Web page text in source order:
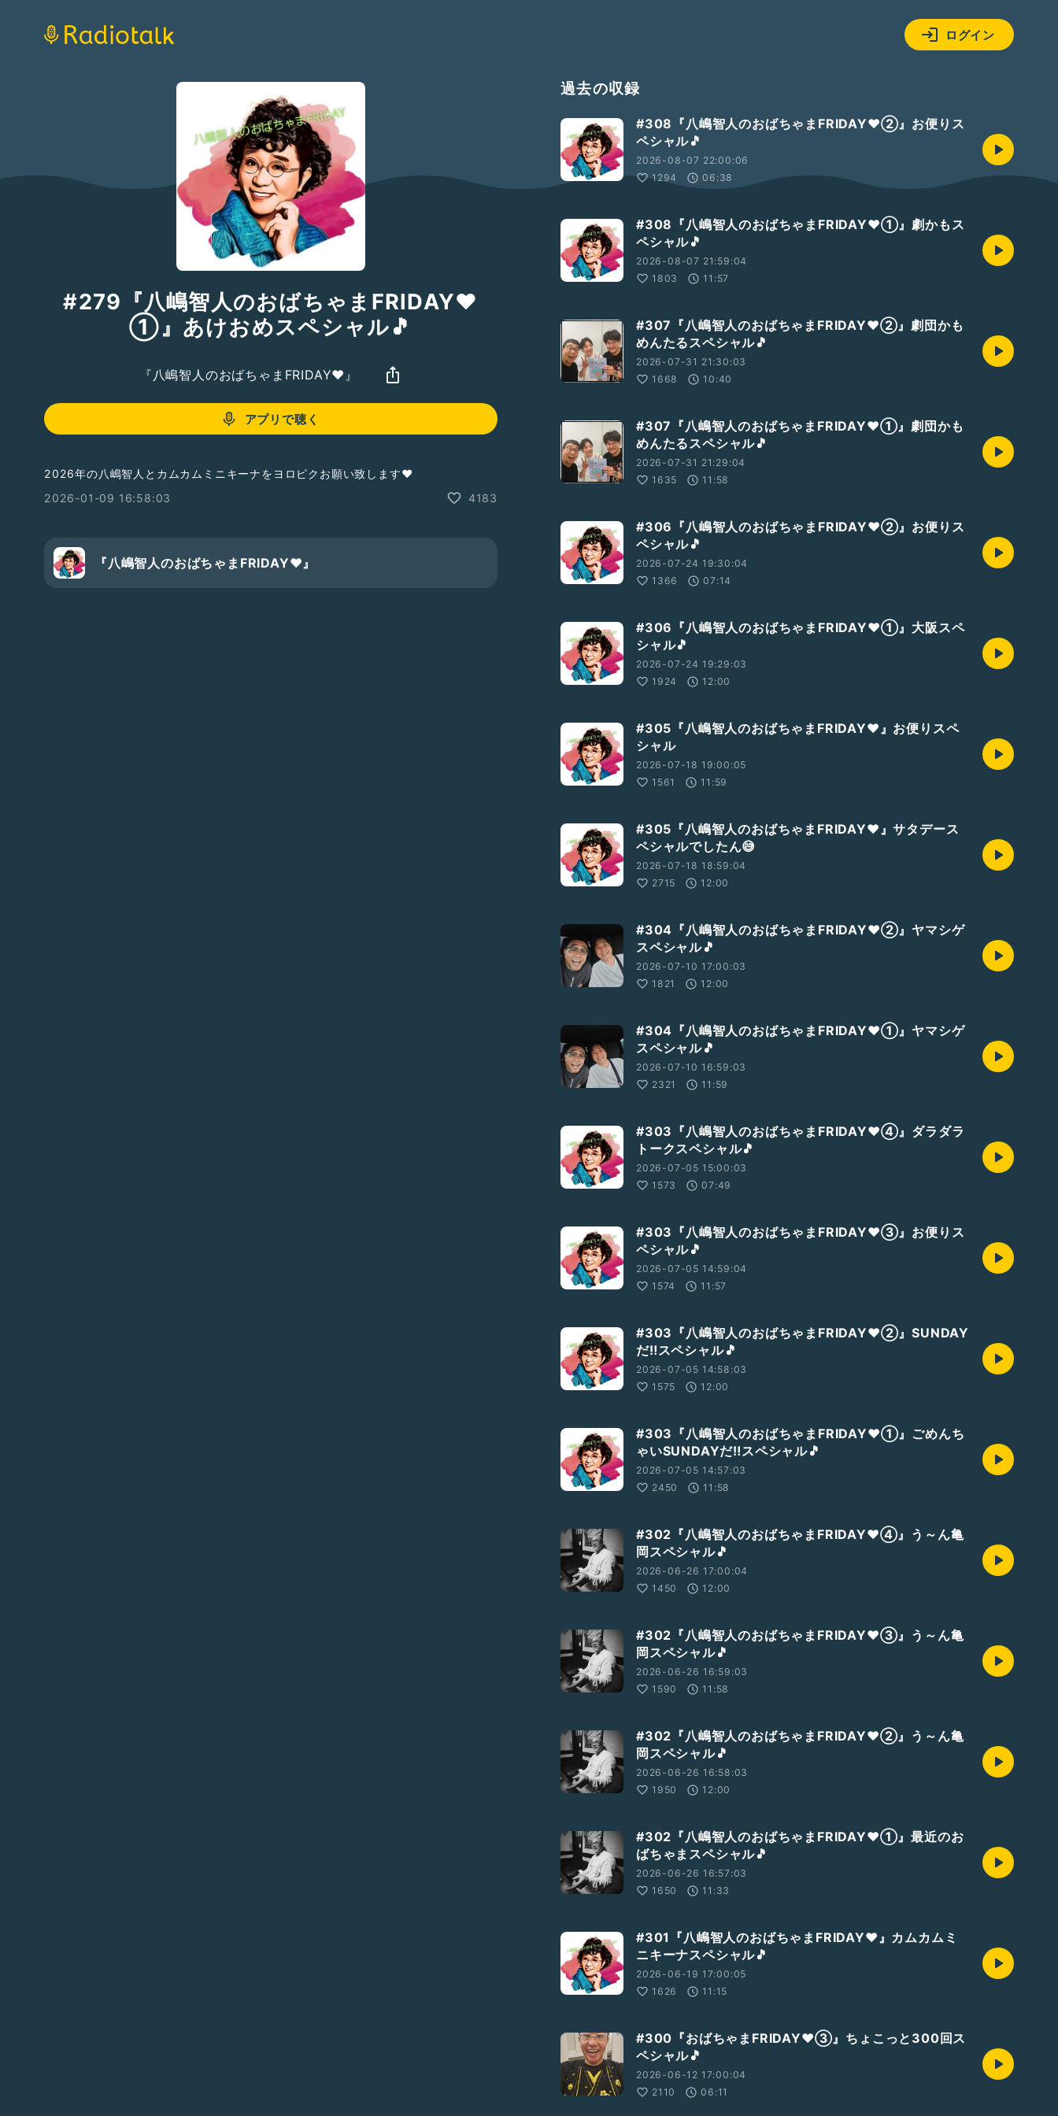
ログイン
#279『八嶋智人のおばちゃまFRIDAY❤
①』あけおめスペシャル🎵
『八嶋智人のおばちゃまFRIDAY❤️』
アプリで聴く
2026年の八嶋智人とカムカムミニキーナをヨロピクお願い致します❤
2026-01-09 16:58:03
4183
『八嶋智人のおばちゃまFRIDAY❤️』
過去の収録
#308『八嶋智人のおばちゃまFRIDAY❤️②』お便りス
ペシャル🎵
2026-08-07 22:00:06
1294
06:38
#308『八嶋智人のおばちゃまFRIDAY❤️①』劇かもス
ペシャル🎵
2026-08-07 21:59:04
1803
11:57
#307『八嶋智人のおばちゃまFRIDAY❤②』劇団かも
めんたるスペシャル🎵
2026-07-31 21:30:03
1668
10:40
#307『八嶋智人のおばちゃまFRIDAY❤①』劇団かも
めんたるスペシャル🎵
2026-07-31 21:29:04
1635
11:58
#306『八嶋智人のおばちゃまFRIDAY❤️②』お便りス
ペシャル🎵
2026-07-24 19:30:04
1366
07:14
#306『八嶋智人のおばちゃまFRIDAY❤️①』大阪スペ
シャル🎵
2026-07-24 19:29:03
1924
12:00
#305『八嶋智人のおばちゃまFRIDAY❤️』お便りスペ
シャル
2026-07-18 19:00:05
1561
11:59
#305『八嶋智人のおばちゃまFRIDAY❤️』サタデース
ペシャルでしたん😅
2026-07-18 18:59:04
2715
12:00
#304『八嶋智人のおばちゃまFRIDAY❤②』ヤマシゲ
スペシャル🎵
2026-07-10 17:00:03
1821
12:00
#304『八嶋智人のおばちゃまFRIDAY❤①』ヤマシゲ
スペシャル🎵
2026-07-10 16:59:03
2321
11:59
#303『八嶋智人のおばちゃまFRIDAY❤④』ダラダラ
トークスペシャル🎵
2026-07-05 15:00:03
1573
07:49
#303『八嶋智人のおばちゃまFRIDAY❤③』お便りス
ペシャル🎵
2026-07-05 14:59:04
1574
11:57
#303『八嶋智人のおばちゃまFRIDAY❤②』SUNDAY
だ‼️スペシャル🎵
2026-07-05 14:58:03
1575
12:00
#303『八嶋智人のおばちゃまFRIDAY❤①』ごめんち
ゃいSUNDAYだ‼️スペシャル🎵
2026-07-05 14:57:03
2450
11:58
#302『八嶋智人のおばちゃまFRIDAY❤️④』う～ん亀
岡スペシャル🎵
2026-06-26 17:00:04
1450
12:00
#302『八嶋智人のおばちゃまFRIDAY❤️③』う～ん亀
岡スペシャル🎵
2026-06-26 16:59:03
1590
11:58
#302『八嶋智人のおばちゃまFRIDAY❤️②』う～ん亀
岡スペシャル🎵
2026-06-26 16:58:03
1950
12:00
#302『八嶋智人のおばちゃまFRIDAY❤️①』最近のお
ばちゃまスペシャル🎵
2026-06-26 16:57:03
1650
11:33
#301『八嶋智人のおばちゃまFRIDAY❤️』カムカムミ
ニキーナスペシャル🎵
2026-06-19 17:00:05
1626
11:15
#300『おばちゃまFRIDAY❤️③』ちょこっと300回ス
ペシャル🎵
2026-06-12 17:00:04
2110
06:11